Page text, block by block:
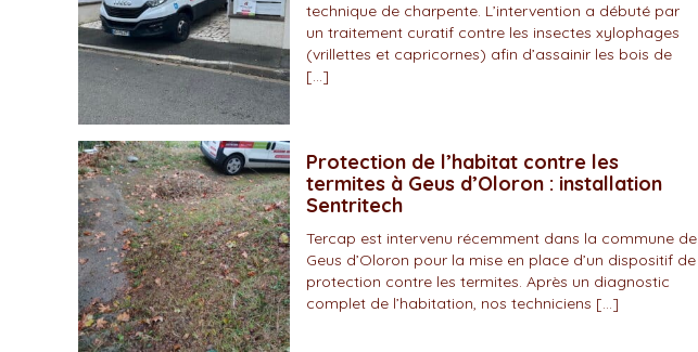
technique de charpente. L’intervention a débuté par
un traitement curatif contre les insectes xylophages
(vrillettes et capricornes) afin d’assainir les bois de
[…]
Protection de l’habitat contre les
termites à Geus d’Oloron : installation
Sentritech
Tercap est intervenu récemment dans la commune de
Geus d’Oloron pour la mise en place d’un dispositif de
protection contre les termites. Après un diagnostic
complet de l’habitation, nos techniciens […]